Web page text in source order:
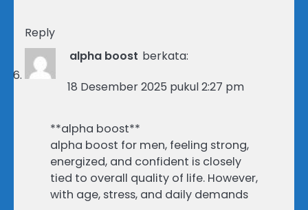
Reply
alpha boost berkata:
18 Desember 2025 pukul 2:27 pm
**alpha boost**
alpha boost for men, feeling strong,
energized, and confident is closely
tied to overall quality of life. However,
with age, stress, and daily demands